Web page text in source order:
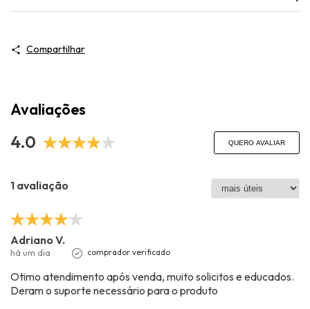
Compartilhar
Avaliações
4.0 QUERO AVALIAR
1 avaliação
Adriano V.
há um dia comprador verificado
Otimo atendimento após venda, muito solicitos e educados.
Deram o suporte necessário para o produto